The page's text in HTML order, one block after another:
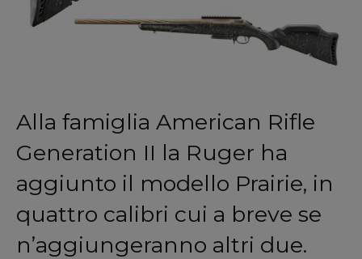
Alla famiglia American Rifle
Generation II la Ruger ha
aggiunto il modello Prairie, in
quattro calibri cui a breve se
n’aggiungeranno altri due.